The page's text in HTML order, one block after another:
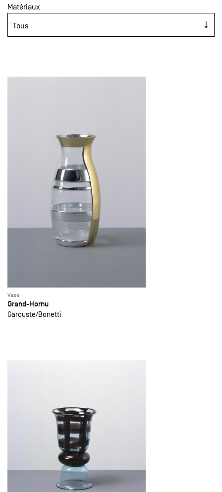
Matériaux
Vase
Grand-Hornu
Garouste Bonetti